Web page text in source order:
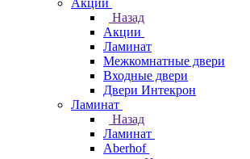
Акции
Назад
Акции
Ламинат
Межкомнатные двери
Входные двери
Двери Интекрон
Ламинат
Назад
Ламинат
Aberhof